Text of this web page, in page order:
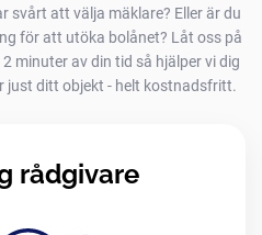
svårt att välja mäklare? Eller är du
för att utöka bolånet? Låt oss på
minuter av din tid så hjälper vi dig
ditt objekt - helt kostnadsfritt.
rådgivare